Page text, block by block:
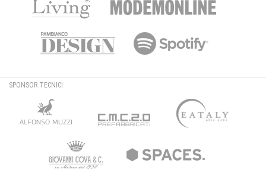
SPONSOR TECNICI